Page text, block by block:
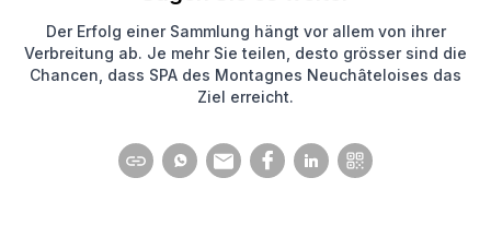
Der Erfolg einer Sammlung hängt vor allem von ihrer
Verbreitung ab. Je mehr Sie teilen, desto grösser sind die
Chancen, dass SPA des Montagnes Neuchâteloises das
Ziel erreicht.